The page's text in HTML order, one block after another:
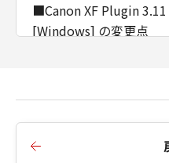
■Canon XF Plugin
[Windows] の変更点
降に対応しました。